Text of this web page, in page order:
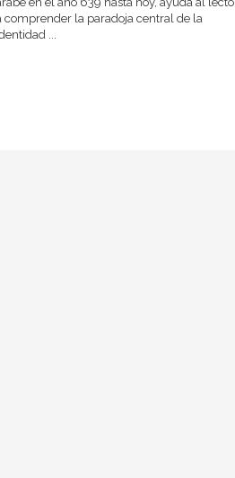
comprender la paradoja central de la
...